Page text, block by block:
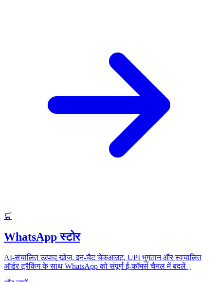
🛒
WhatsApp स्टोर
AI-संचालित उत्पाद खोज, इन-चैट चेकआउट, UPI भुगतान और स्वचालित
ऑर्डर ट्रैकिंग के साथ WhatsApp को संपूर्ण ई-कॉमर्स चैनल में बदलें।